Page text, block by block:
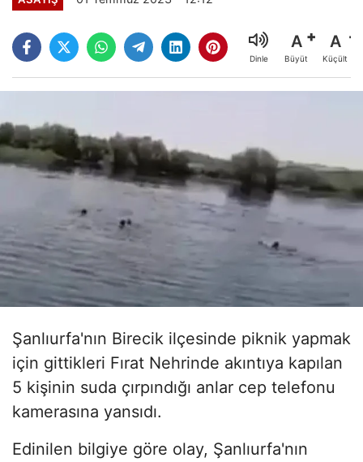
Dinle
A
Büyüt
A
Küçült
Şanlıurfa'nın Birecik ilçesinde piknik yapmak
için gittikleri Fırat Nehrinde akıntıya kapılan
5 kişinin suda çırpındığı anlar cep telefonu
kamerasına yansıdı.
Edinilen bilgiye göre olay, Şanlıurfa'nın